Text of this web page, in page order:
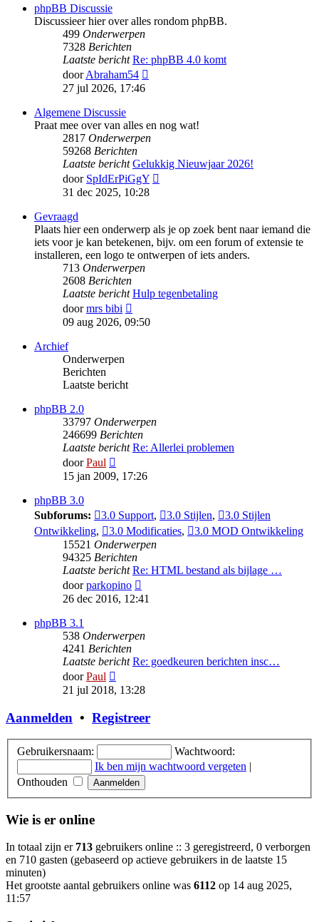
phpBB Discussie
Discussieer hier over alles rondom phpBB.
499 Onderwerpen
7328 Berichten
Laatste bericht Re: phpBB 4.0 komt
doorAbraham54
27 jul 2026, 17:46
Algemene Discussie
Praat mee over van alles en nog wat!
2817 Onderwerpen
59268 Berichten
Laatste bericht Gelukkig Nieuwjaar 2026!
door SpIdErPiGgY
31 dec 2025, 10:28
Gevraagd
Plaats hier een onderwerp als je op zoek bent naar iemand die
iets voor je kan betekenen, bijv. om een forum of extensie te
installeren, een logo te ontwerpen of iets anders.
713 Onderwerpen
2608 Berichten
Laatste bericht Hulp tegenbetaling
doormrs bibi
laatste
09 aug 2026, 09:50
Archief
Onderwerpen
Berichten
Laatste bericht
phpBB 2.0
33797 Onderwerpen
246699 Berichten
Laatste bericht Re: Allerlei problemen
doorPaul
laatste
bericht
15 jan 2009, 17:26
phpBB 3.0
Subforums:
3.0 Support, 3.0 Stijlen,
3.0 Stijlen
Ontwikkeling, 3.0 Modificaties,
3.0 MOD Ontwikkeling
15521 Onderwerpen
94325 Berichten
Laatste bericht Re: HTML bestand als bijlage …
doorparkopino
laatste
26 dec 2016, 12:41
phpBB 3.1
538 Onderwerpen
4241 Berichten
Laatste bericht Re: goedkeuren berichten insc…
doorPaul
laatste
21 jul 2018, 13:28
Aanmelden • Registreer
Gebruikersnaam:
Wachtwoord:
Ik ben mijn wachtwoord vergeten |
Onthouden
Wie is er online
In totaal zijn er 713 gebruikers online :: 3 geregistreerd, 0 verborgen
en 710 gasten (gebaseerd op actieve gebruikers in de laatste 15
minuten)
Het grootste aantal gebruikers online was 6112 op 14 aug 2025,
11:57